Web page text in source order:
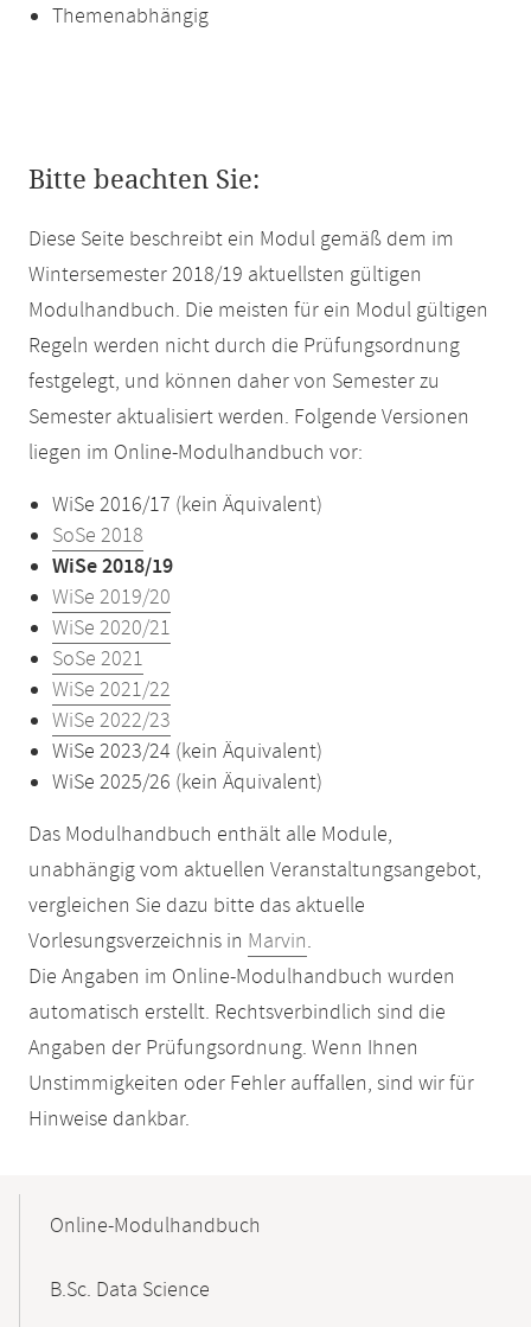
Themenabhängig
Bitte beachten Sie:
Diese Seite beschreibt ein Modul gemäß dem im
Wintersemester 2018/19 aktuellsten gültigen
Modulhandbuch. Die meisten für ein Modul gültigen
Regeln werden nicht durch die Prüfungsordnung
festgelegt, und können daher von Semester zu
Semester aktualisiert werden. Folgende Versionen
liegen im Online-Modulhandbuch vor:
WiSe 2016/17 (kein Äquivalent)
SoSe 2018
WiSe 2018/19
WiSe 2019/20
WiSe 2020/21
SoSe 2021
WiSe 2021/22
WiSe 2022/23
WiSe 2023/24 (kein Äquivalent)
WiSe 2025/26 (kein Äquivalent)
Das Modulhandbuch enthält alle Module,
unabhängig vom aktuellen Veranstaltungsangebot,
vergleichen Sie dazu bitte das aktuelle
Vorlesungsverzeichnis in Marvin.
Die Angaben im Online-Modulhandbuch wurden
automatisch erstellt. Rechtsverbindlich sind die
Angaben der Prüfungsordnung. Wenn Ihnen
Unstimmigkeiten oder Fehler auffallen, sind wir für
Hinweise dankbar.
NavigationOnline-Modulhandbuch
B.Sc. Data Science